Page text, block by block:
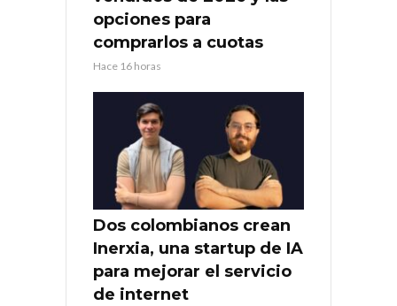
opciones para
comprarlos a cuotas
Hace 16 horas
Dos colombianos crean
Inerxia, una startup de IA
para mejorar el servicio
de internet